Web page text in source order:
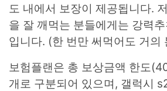
도 내에서 보장이 제공됩니다.
을 잘 깨먹는 분들에게는 강력
입니다. (한 번만 써먹어도 거의
보험플랜은 총 보상금액 한도
개로 구분되어 있으며, 갤럭시